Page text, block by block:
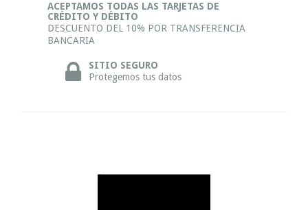
ACEPTAMOS TODAS LAS TARJETAS DE
CRÉDITO Y DÉBITO
DESCUENTO DEL 10% POR TRANSFERENCIA
BANCARIA
SITIO SEGURO
Protegemos tus datos